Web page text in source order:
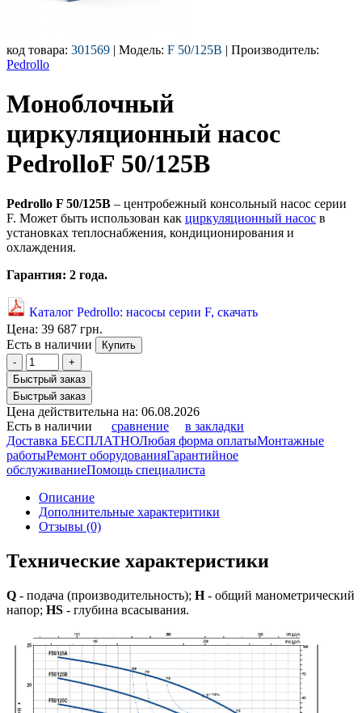
код товара: 301569 | Модель: F 50/125B | Производитель:
Pedrollo
Моноблочный
циркуляционный насос
PedrolloF 50/125B
Pedrollo F 50/125B – центробежный консольный насос серии
F. Может быть использован как циркуляционный насос в
установках теплоснабжения, кондиционирования и
охлаждения.
Гарантия: 2 года.
Каталог Pedrollo: насосы серии F, скачать
Цена: 39 687 грн.
Есть в наличии
Купить
-
+
Быстрый заказ
Быстрый заказ
Цена действительна на: 06.08.2026
Есть в наличии
сравнение
в закладки
Доставка БЕСПЛАТНОЛюбая форма оплатыМонтажные
работыРемонт оборудованияГарантийное
обслуживаниеПомощь специалиста
Описание
Дополнительные характеритики
Отзывы (0)
Технические характеристики
Q - подача (производительность); H- общий манометрический
напор; HS - глубина всасывания.